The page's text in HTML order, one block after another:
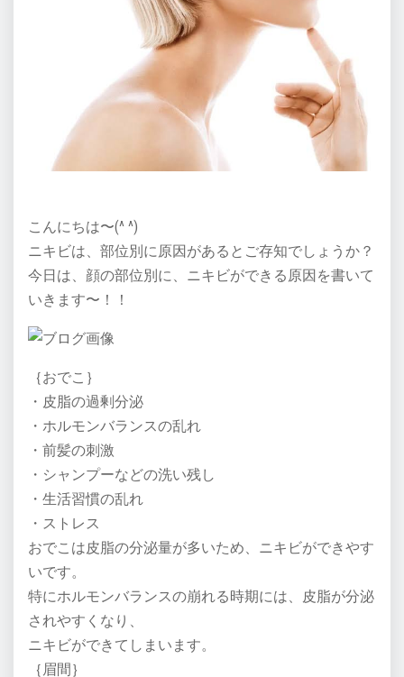
こんにちは〜(^ ^)
ニキビは、部位別に原因があるとご存知でしょうか？
今日は、顔の部位別に、ニキビができる原因を書いて
いきます〜！！
｛おでこ｝
・皮脂の過剰分泌
・ホルモンバランスの乱れ
・前髪の刺激
・シャンプーなどの洗い残し
・生活習慣の乱れ
・ストレス
おでこは皮脂の分泌量が多いため、ニキビができやす
いです。
特にホルモンバランスの崩れる時期には、皮脂が分泌
されやすくなり、
ニキビができてしまいます。
｛眉間｝